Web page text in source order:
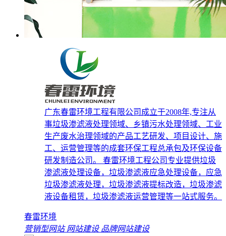
广东春雷环境工程有限公司成立于2008年,专注从
事垃圾渗滤液处理领域、乡镇污水处理领域、工业
生产废水治理领域的产品工艺研发、项目设计、施
工、运营管理等的成套环保工程总承包及环保设备
研发制造公司。 春雷环境工程公司专业提供垃圾
渗滤液处理设备，垃圾渗滤液应急处理设备，应急
垃圾渗滤液处理，垃圾渗滤液提标改造，垃圾渗滤
液设备租赁，垃圾渗滤液运营管理等一站式服务。
春雷环境
营销型网站 网站建设 品牌网站建设